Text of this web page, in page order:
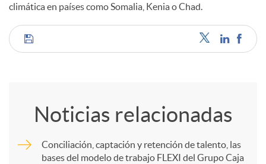
climática en países como Somalia, Kenia o Chad.
C
Noticias relacionadas
Conciliación, captación y retención de talento, las
bases del modelo de trabajo FLEXI del Grupo Caja